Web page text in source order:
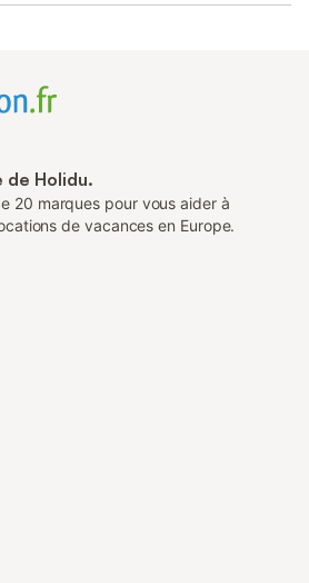
de Holidu.
20 marques pour vous aider à
de vacances en Europe.